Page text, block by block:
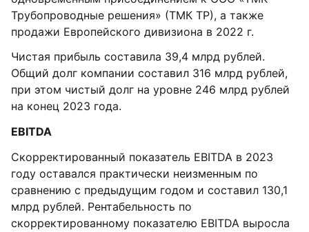
Трубопроводные решения» (ТМК ТР), а также
продажи Европейского дивизиона в 2022 г.
Чистая прибыль составила 39,4 млрд рублей.
Общий долг компании составил 316 млрд рублей,
при этом чистый долг на уровне 246 млрд рублей
на конец 2023 года.
EBITDA
Скорректированный показатель EBITDA в 2023
году оставался практически неизменным по
сравнению с предыдущим годом и составил 130,1
млрд рублей. Рентабельность по
скорректированному показателю EBITDA выросла